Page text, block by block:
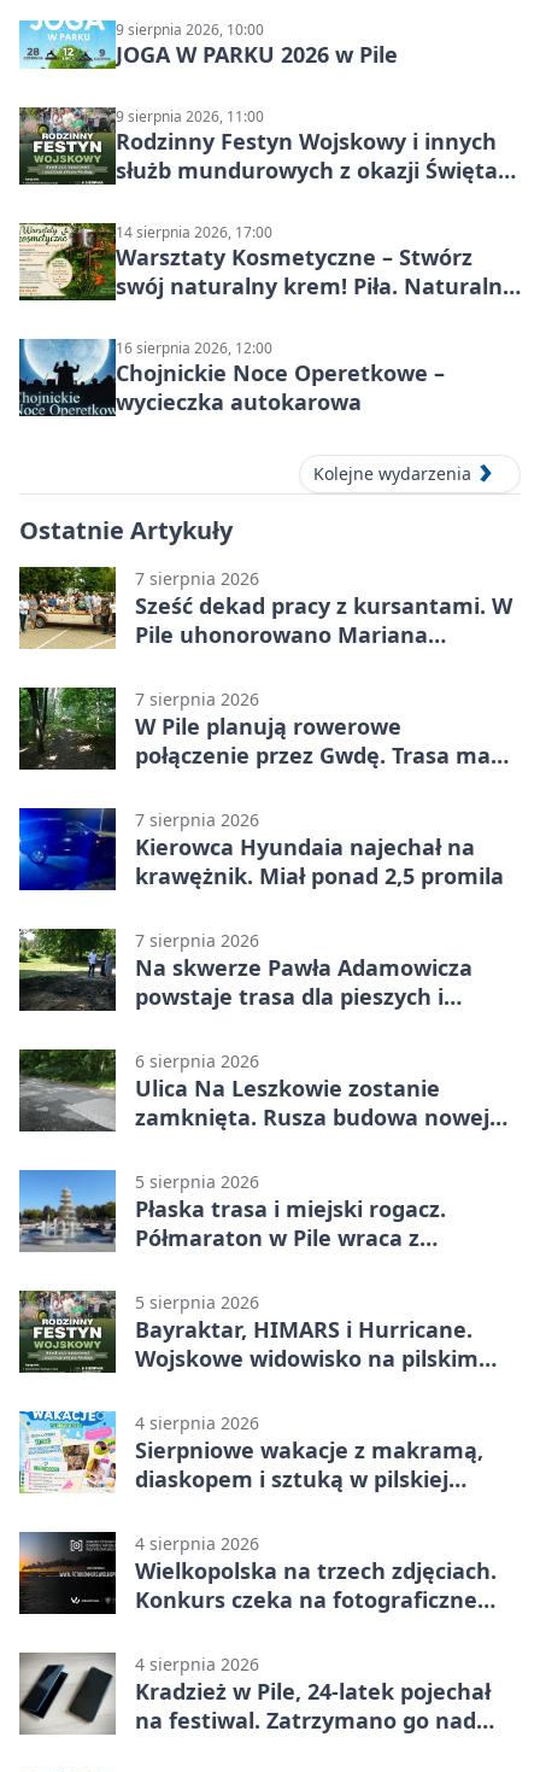
9 sierpnia 2026, 10:00
JOGA W PARKU 2026 w Pile
9 sierpnia 2026, 11:00
Rodzinny Festyn Wojskowy i innych
służb mundurowych z okazji Święta
14 sierpnia 2026, 17:00
Warsztaty Kosmetyczne – Stwórz
swój naturalny krem! Piła. Naturalna
16 sierpnia 2026, 12:00
Chojnickie Noce Operetkowe –
wycieczka autokarowa
Kolejne wydarzenia
Ostatnie Artykuły
7 sierpnia 2026
Sześć dekad pracy z kursantami. W
Pile uhonorowano Mariana
7 sierpnia 2026
W Pile planują rowerowe
połączenie przez Gwdę. Trasa ma
7 sierpnia 2026
Kierowca Hyundaia najechał na
krawężnik. Miał ponad 2,5 promila
7 sierpnia 2026
Na skwerze Pawła Adamowicza
powstaje trasa dla pieszych i
6 sierpnia 2026
Ulica Na Leszkowie zostanie
zamknięta. Rusza budowa nowej
5 sierpnia 2026
Płaska trasa i miejski rogacz.
Półmaraton w Pile wraca z
5 sierpnia 2026
Bayraktar, HIMARS i Hurricane.
Wojskowe widowisko na pilskim
4 sierpnia 2026
Sierpniowe wakacje z makramą,
diaskopem i sztuką w pilskiej
4 sierpnia 2026
Wielkopolska na trzech zdjęciach.
Konkurs czeka na fotograficzne
4 sierpnia 2026
Kradzież w Pile, 24-latek pojechał
na festiwal. Zatrzymano go nad